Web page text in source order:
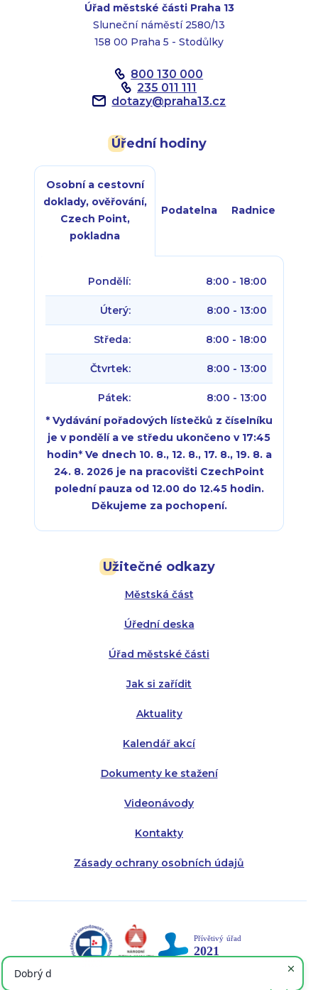
Úřad městské části Praha 13
Sluneční náměstí 2580/13
158 00 Praha 5 - Stodůlky
800 130 000
235 011 111
dotazy@praha13.cz
Užitečné odkazy
Městská část
Úřední deska
Úřad městské části
Jak si zařídit
Aktuality
Kalendář akcí
Dokumenty ke stažení
Videonávody
Kontakty
Zásady ochrany osobních údajů
Úřední hodiny
Osobní a cestovní
doklady, ověřování,
Czech Point,
pokladna
Podatelna Radnice
Pondělí: 8:00 - 18:00
Úterý: 8:00 - 13:00
Středa: 8:00 - 18:00
Čtvrtek: 8:00 - 13:00
Pátek:
8:00 - 13:00
* Vydávání pořadových lístečků z číselníku
je v pondělí a ve středu ukončeno v 17:45
hodin* Ve dnech 10. 8., 12. 8., 17. 8., 19. 8. a
24. 8. 2026 je na pracovišti CzechPoint
polední pauza od 12.00 do 12.45 hodin.
Děkujeme za pochopení.
Úterý:
Středa:
Čtvrtek:
Pátek:
Úterý:
Středa:
Čtvrtek: